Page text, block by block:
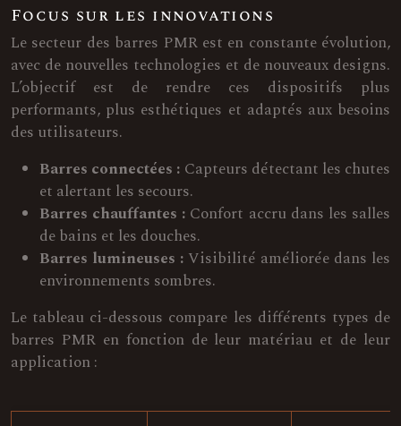
Focus sur les innovations
Le secteur des barres PMR est en constante évolution,
avec de nouvelles technologies et de nouveaux designs.
L’objectif est de rendre ces dispositifs plus
performants, plus esthétiques et adaptés aux besoins
des utilisateurs.
Barres connectées : Capteurs détectant les chutes
et alertant les secours.
Barres chauffantes : Confort accru dans les salles
de bains et les douches.
Barres lumineuses : Visibilité améliorée dans les
environnements sombres.
Le tableau ci-dessous compare les différents types de
barres PMR en fonction de leur matériau et de leur
application :